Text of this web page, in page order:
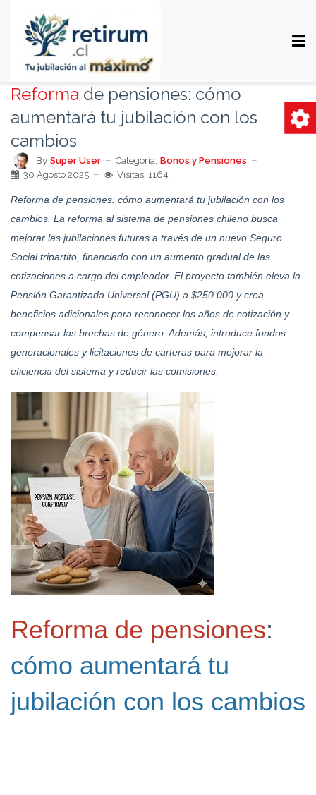
Reforma de pensiones: cómo
aumentará tu jubilación con los
cambios
By Super User Categoría: Bonos y Pensiones
30 Agosto 2025
Visitas: 1164
Reforma de pensiones: cómo aumentará tu jubilación con los
cambios. La reforma al sistema de pensiones chileno busca
mejorar las jubilaciones futuras a través de un nuevo Seguro
Social tripartito, financiado con un aumento gradual de las
cotizaciones a cargo del empleador. El proyecto también eleva la
Pensión Garantizada Universal (PGU) a $250.000 y crea
beneficios adicionales para reconocer los años de cotización y
compensar las brechas de género. Además, introduce fondos
generacionales y licitaciones de carteras para mejorar la
eficiencia del sistema y reducir las comisiones.
Reforma de pensiones:
cómo aumentará tu
jubilación con los cambios